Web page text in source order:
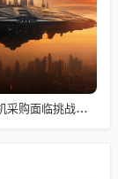
台军F-16战斗机采购面临挑战与困境